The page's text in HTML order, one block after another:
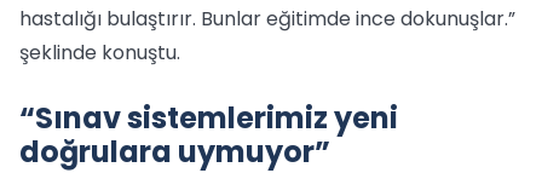
hastalığı bulaştırır. Bunlar eğitimde ince dokunuşlar.”
şeklinde konuştu.
“Sınav sistemlerimiz yeni
doğrulara uymuyor”